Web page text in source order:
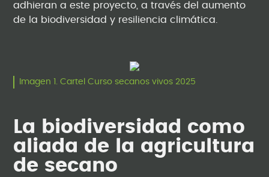
adhieran a este proyecto, a través del aumento
de la biodiversidad y resiliencia climática.
Imagen 1. Cartel Curso secanos vivos 2025
La biodiversidad como
aliada de la agricultura
de secano